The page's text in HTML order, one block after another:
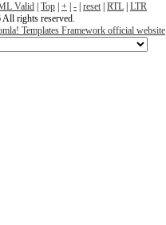
Valid Top + - reset RTL LTR
rights reserved.
Templates Framework official website